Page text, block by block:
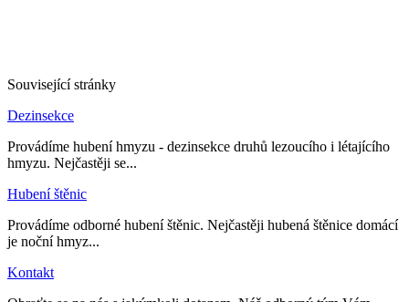
Související stránky
Dezinsekce
Provádíme hubení hmyzu - dezinsekce druhů lezoucího i létajícího
hmyzu. Nejčastěji se...
Hubení štěnic
Provádíme odborné hubení štěnic. Nejčastěji hubená štěnice domácí
je noční hmyz...
Kontakt